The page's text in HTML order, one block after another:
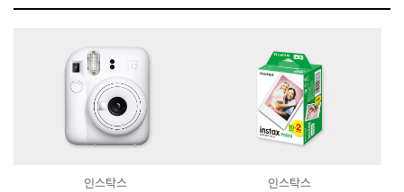
인스탁스 인스탁스